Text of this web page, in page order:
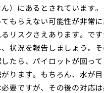
）にあるとされています
もらえない可能性が非常
リスクさえあります。で
状況を報告しましょう。そ
たら、パイロットが回っ
ります。もちろん、水が
要ですが、その後の対応